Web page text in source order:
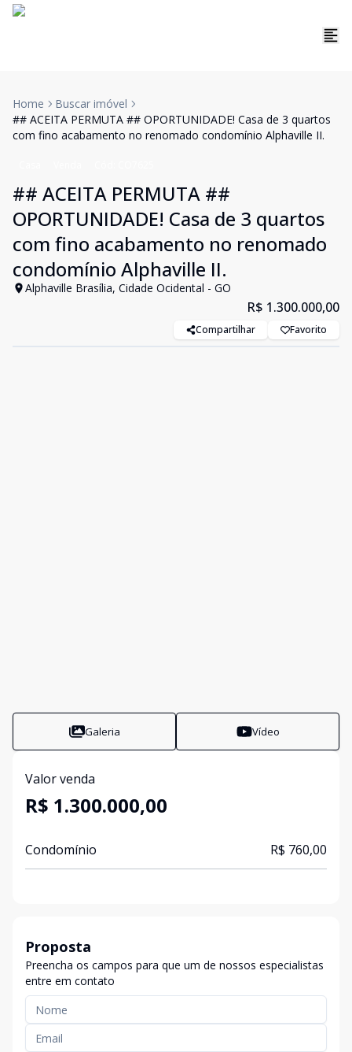
Home
Buscar imóvel
## ACEITA PERMUTA ## OPORTUNIDADE! Casa de 3 quartos
com fino acabamento no renomado condomínio Alphaville II.
## ACEITA PERMUTA ##
OPORTUNIDADE! Casa de 3 quartos
com fino acabamento no renomado
condomínio Alphaville II.
Alphaville Brasília, Cidade Ocidental - GO
R$ 1.300.000,00
Compartilhar Favorito
Galeria Vídeo
Valor venda
R$ 1.300.000,00
Condomínio R$ 760,00
Proposta
Preencha os campos para que um de nossos especialistas
entre em contato